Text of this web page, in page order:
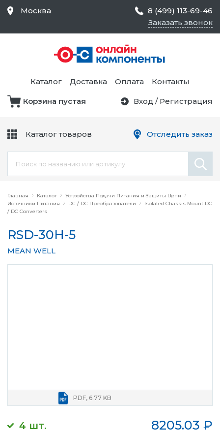
Главная Каталог
Устройства Подачи Питания и Защиты Цепи
Источники Питания
DC / DC Преобразователи
Isolated Chassis Mount DC
/ DC Converters
RSD-30H-5
MEAN WELL
4 шт. 8205.03 ₽
PDF, 6.77 KB
Москва
8 (499) 113-69-46
Заказать звонок
Каталог Доставка Оплата Контакты
Корзина пустая Вход / Регистрация
Каталог товаров
Средства Контроля
Статического
Электричества и
Безопасности,
Товары для Чистых
Цепи
Оборудование
Отследить заказ